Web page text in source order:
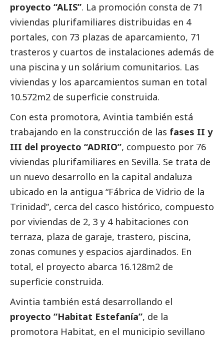
proyecto “ALIS”. La promoción consta de 71
viviendas plurifamiliares distribuidas en 4
portales, con 73 plazas de aparcamiento, 71
trasteros y cuartos de instalaciones además de
una piscina y un solárium comunitarios. Las
viviendas y los aparcamientos suman en total
10.572m2 de superficie construida.
Con esta promotora, Avintia también está
trabajando en la construcción de las fases II y
III del proyecto “ADRIO”, compuesto por 76
viviendas plurifamiliares en Sevilla. Se trata de
un nuevo desarrollo en la capital andaluza
ubicado en la antigua “Fábrica de Vidrio de la
Trinidad”, cerca del casco histórico, compuesto
por viviendas de 2, 3 y 4 habitaciones con
terraza, plaza de garaje, trastero, piscina,
zonas comunes y espacios ajardinados. En
total, el proyecto abarca 16.128m2 de
superficie construida.
Avintia también está desarrollando el
proyecto “Habitat Estefanía”, de la
promotora Habitat, en el municipio sevillano